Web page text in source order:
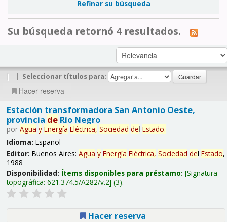
Refinar su búsqueda
Su búsqueda retornó 4 resultados.
| | Seleccionar títulos para:
Hacer reserva
Estación transformadora San Antonio Oeste,
provincia deRío Negro
por Agua y Energía Eléctrica, Sociedad del Estado.
Idioma: Español
Editor: Buenos Aires: Agua y Energía Eléctrica, Sociedad del Estado,
1988
Disponibilidad: Ítems disponibles para préstamo: Signatura
topográfica: 621.374.5/A282/v.2 (3).
Hacer reserva